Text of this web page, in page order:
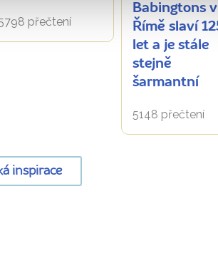
přečtení
Babingtons v
Římě slaví
let a je stále
stejně
šarmantní
5148 přečtení
inspirace